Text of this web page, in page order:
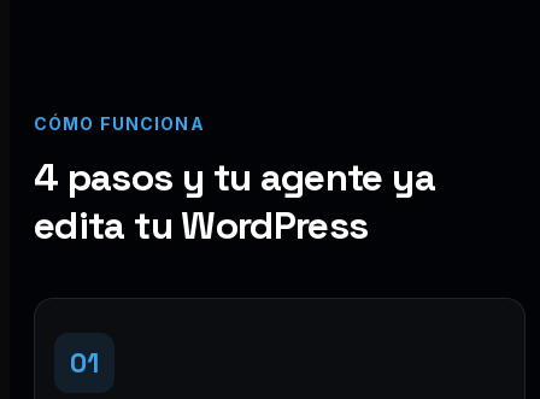
CÓMO FUNCIONA
4 pasos y tu agente ya
edita tu WordPress
01